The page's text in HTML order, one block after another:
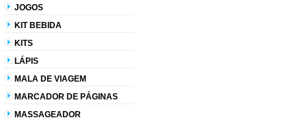
JOGOS
KIT BEBIDA
KITS
LÁPIS
MALA DE VIAGEM
MARCADOR DE PÁGINAS
MASSAGEADOR